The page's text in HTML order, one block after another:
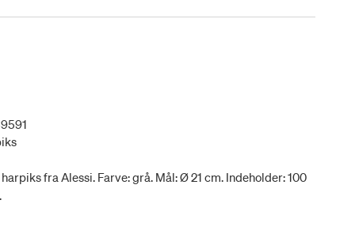
fra Alessi. Farve: grå. Mål: Ø 21 cm. Indeholder: 100